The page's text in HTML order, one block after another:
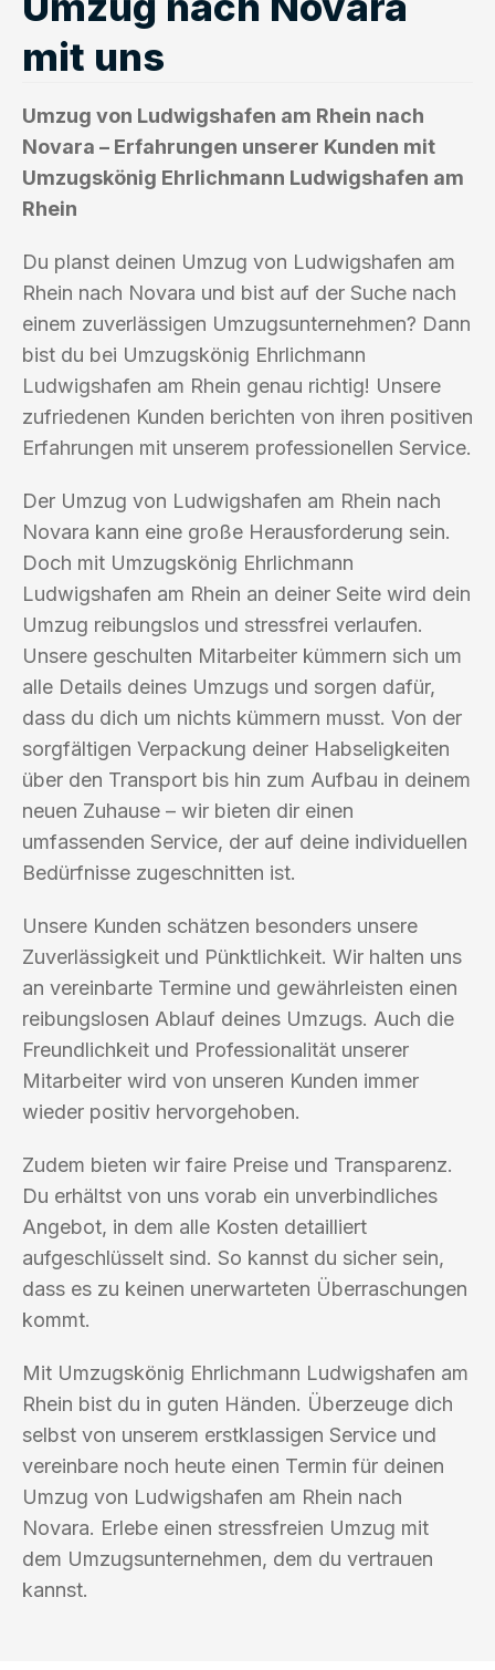
mit uns
Umzug von Ludwigshafen am Rhein nach
Novara – Erfahrungen unserer Kunden mit
Umzugskönig Ehrlichmann Ludwigshafen am
Rhein
Du planst deinen Umzug von Ludwigshafen am
Rhein nach Novara und bist auf der Suche nach
einem zuverlässigen Umzugsunternehmen? Dann
bist du bei Umzugskönig Ehrlichmann
Ludwigshafen am Rhein genau richtig! Unsere
zufriedenen Kunden berichten von ihren positiven
Erfahrungen mit unserem professionellen Service.
Der Umzug von Ludwigshafen am Rhein nach
Novara kann eine große Herausforderung sein.
Doch mit Umzugskönig Ehrlichmann
Ludwigshafen am Rhein an deiner Seite wird dein
Umzug reibungslos und stressfrei verlaufen.
Unsere geschulten Mitarbeiter kümmern sich um
alle Details deines Umzugs und sorgen dafür,
dass du dich um nichts kümmern musst. Von der
sorgfältigen Verpackung deiner Habseligkeiten
über den Transport bis hin zum Aufbau in deinem
neuen Zuhause – wir bieten dir einen
umfassenden Service, der auf deine individuellen
Bedürfnisse zugeschnitten ist.
Unsere Kunden schätzen besonders unsere
Zuverlässigkeit und Pünktlichkeit. Wir halten uns
an vereinbarte Termine und gewährleisten einen
reibungslosen Ablauf deines Umzugs. Auch die
Freundlichkeit und Professionalität unserer
Mitarbeiter wird von unseren Kunden immer
wieder positiv hervorgehoben.
Zudem bieten wir faire Preise und Transparenz.
Du erhältst von uns vorab ein unverbindliches
Angebot, in dem alle Kosten detailliert
aufgeschlüsselt sind. So kannst du sicher sein,
dass es zu keinen unerwarteten Überraschungen
kommt.
Mit Umzugskönig Ehrlichmann Ludwigshafen am
Rhein bist du in guten Händen. Überzeuge dich
selbst von unserem erstklassigen Service und
vereinbare noch heute einen Termin für deinen
Umzug von Ludwigshafen am Rhein nach
Novara. Erlebe einen stressfreien Umzug mit
dem Umzugsunternehmen, dem du vertrauen
kannst.